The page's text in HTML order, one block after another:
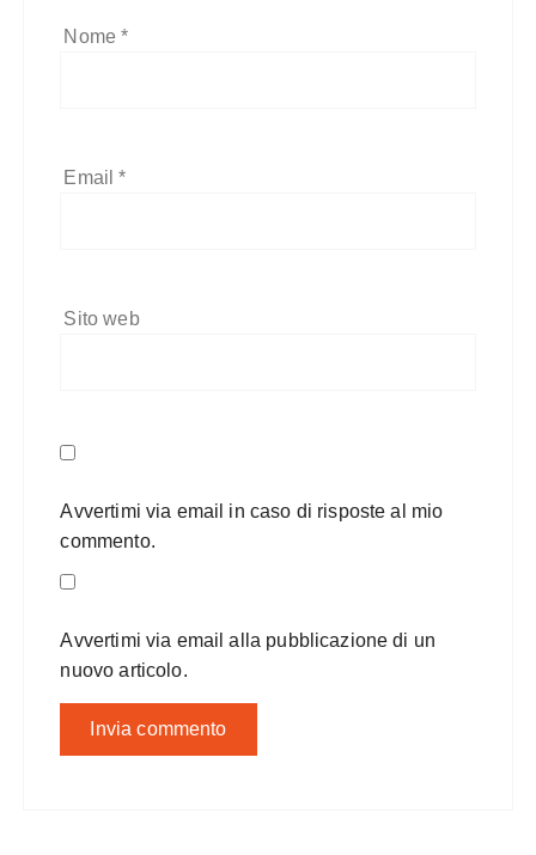
Nome*
Email*
Sito web
Avvertimi via email in caso di risposte al mio
commento.
Avvertimi via email alla pubblicazione di un
nuovo articolo.